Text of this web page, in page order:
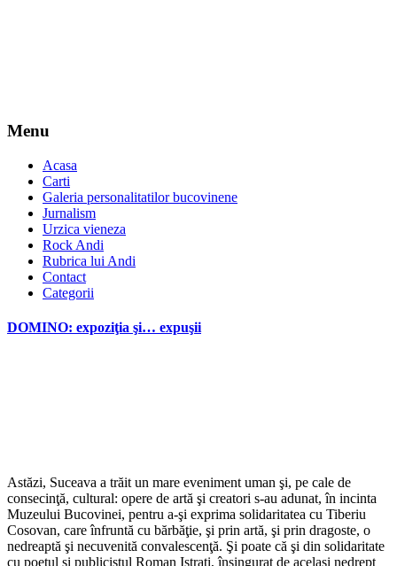
Menu
Acasa
Carti
Galeria personalitatilor bucovinene
Jurnalism
Urzica vieneza
Rock Andi
Rubrica lui Andi
Contact
Categorii
DOMINO: expoziţia şi… expuşii
Astăzi, Suceava a trăit un mare eveniment uman şi, pe cale de
consecinţă, cultural: opere de artă şi creatori s-au adunat, în incinta
Muzeului Bucovinei, pentru a-şi exprima solidaritatea cu Tiberiu
Cosovan, care înfruntă cu bărbăţie, şi prin artă, şi prin dragoste, o
nedreaptă şi necuvenită convalescenţă. Şi poate că şi din solidaritate
cu poetul şi publicistul Roman Istrati, însingurat de acelaşi nedrept